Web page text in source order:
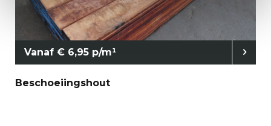
Vanaf € 6,95 p/m¹
Beschoeiingshout